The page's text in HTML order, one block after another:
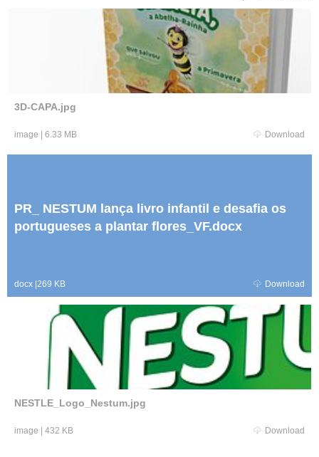
3D-CAPA.jpg
image 6.33 MB Download
PR_ NESTUM lança livro infantil e desafia os
portugueses a plantar flores_VF.docx
docx 269 KB Download
NESTLE_Logo_Nestum.jpg
image 432 KB Download